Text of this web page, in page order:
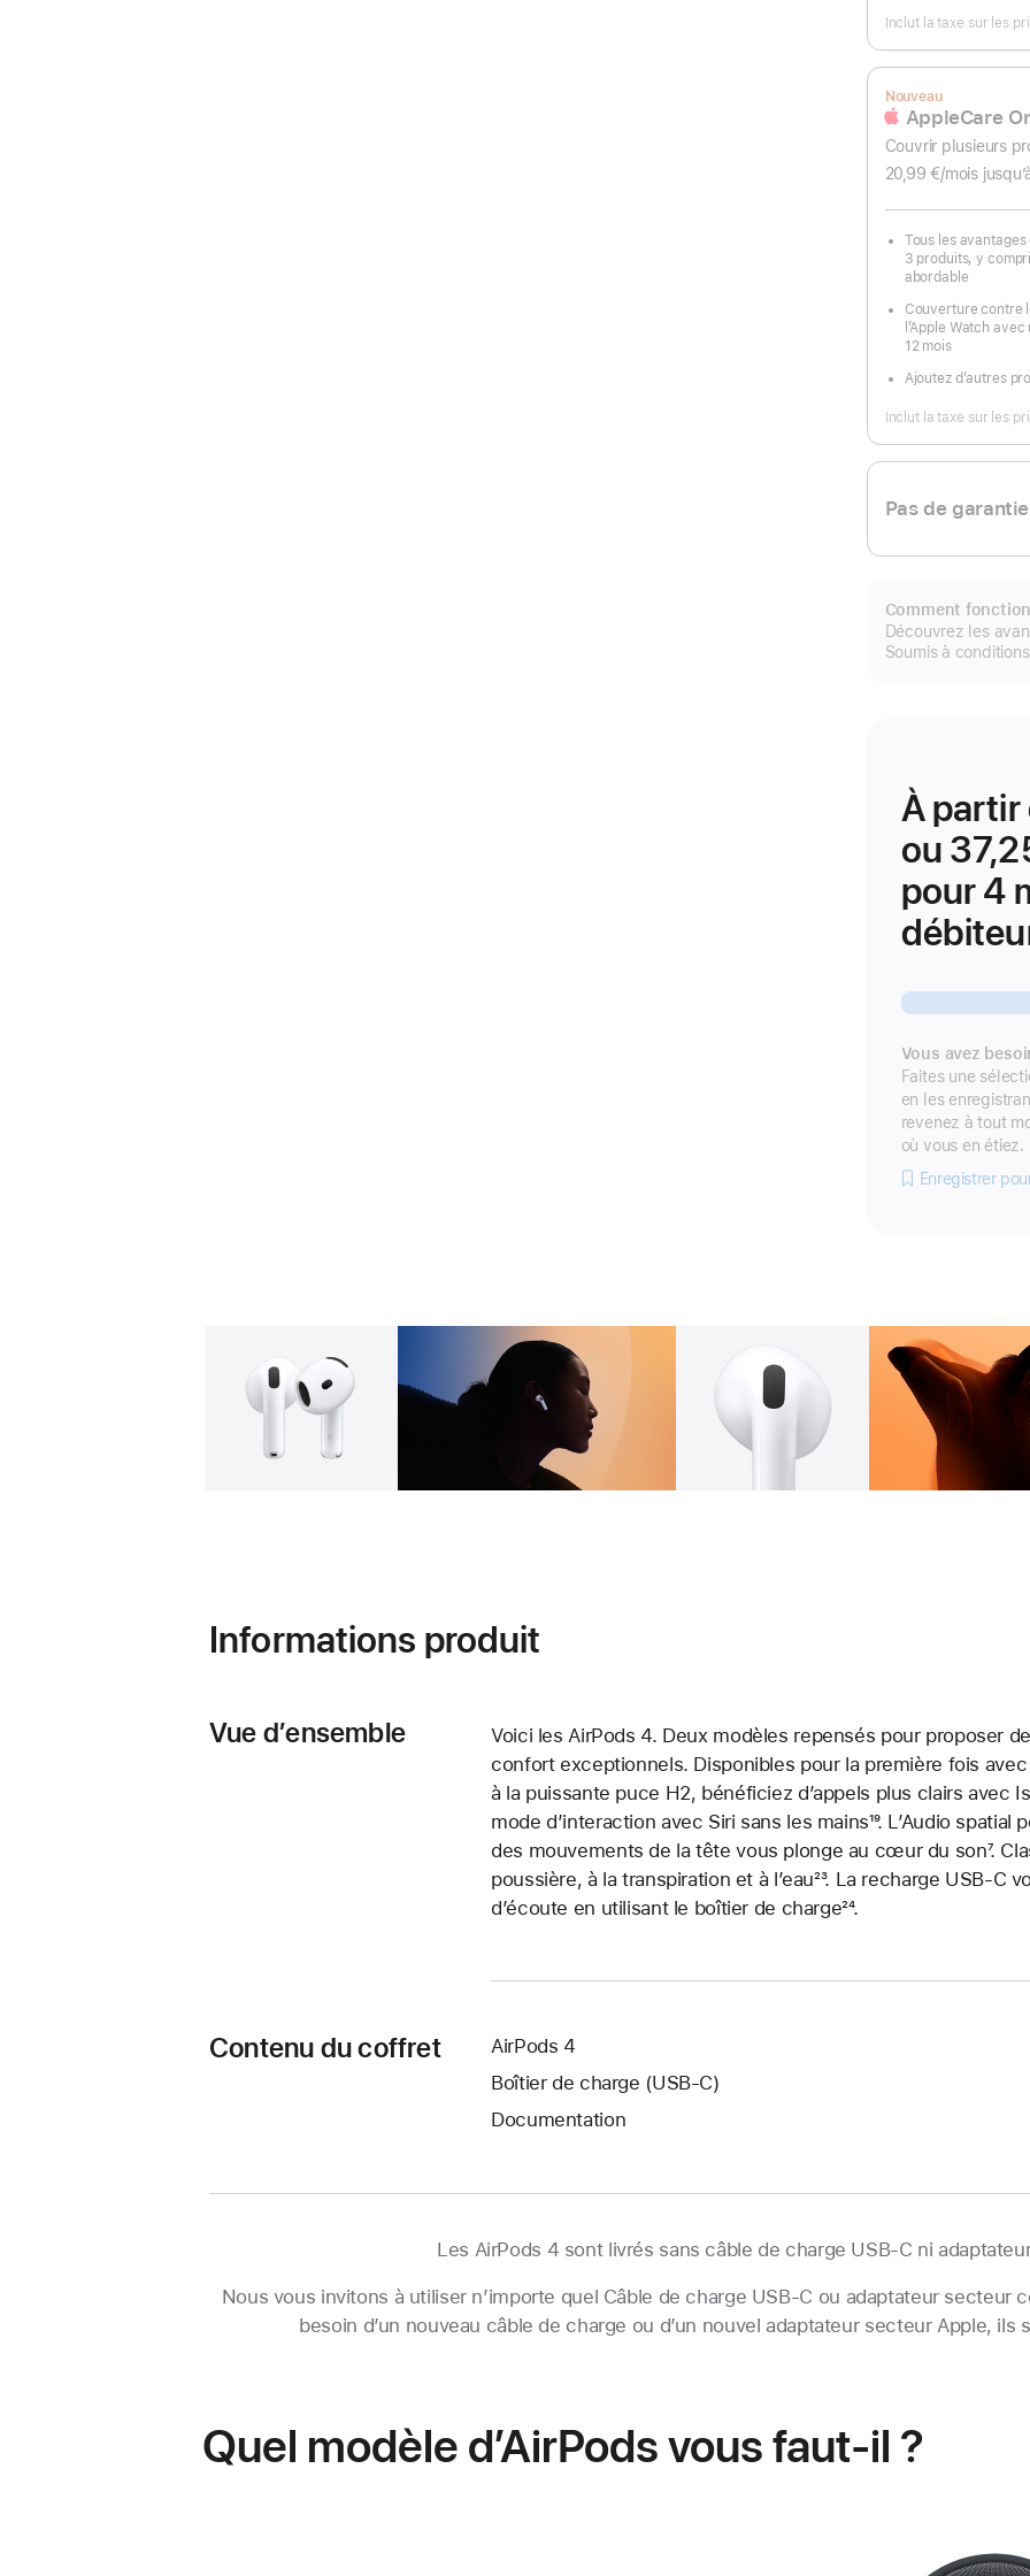
Inclut la taxe sur les
Nouveau
AppleCare
Couvrir plusieurs
20,99 €/moispar
Tous les avantages
3 produits, y
abordable
Couverture contre
l’Apple Watch
12 mois
Ajoutez d’autres
Inclut la taxe sur les
Pas de
Comment
Découvrez les
Soumis à
À partir
ou
pour 4
Vous avez
Faites une
en les
revenez à tout
où vous en étiez.
Enregistrer
Galerie Galerie Galerie
Informations produit
Vue d’ensemble
Voici les AirPods 4. Deux modèles repensés pour proposer
confort exceptionnels. Disponibles pour la première fois
à la puissante puce H2, bénéficiez d’appels plus clairs avec
mode d’interaction avec Siri sans les mainsNote
de
bas
¹⁹. L’Audio
des mouvements de la tête vous plonge au cœur du son
de
⁷.
poussière, à la transpiration et à l’eauNote
de
²³. La recharge USB-C
d’écoute en utilisant le boîtier de chargeNote
²⁴.
Contenu du coffret
AirPods 4
Boîtier de charge (USB-C)
Documentation
Les AirPods 4 sont livrés sans câble de charge USB‑C ni
Nous vous invitons à utiliser n’importe quel Câble de charge USB-C ou adaptateur secteur
besoin d’un nouveau câble de charge ou d’un nouvel adaptateur secteur Apple, ils
Quel modèle d’AirPods vous faut-il ?